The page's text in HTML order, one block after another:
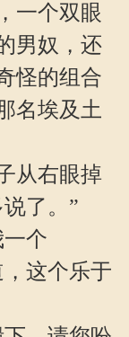
一个双眼
男奴，还
怪的组合
名埃及土
从右眼掉
了。”
个
这个乐于